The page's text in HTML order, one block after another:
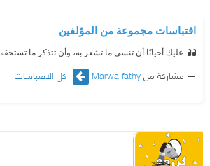
اقتباسات مجموعة من المؤلفين
عليك أحيانًا أن تنسى ما تشعر به، وأن تتذكر ما تستحقه
مشاركة منMarwa fathy كل الاقتباسات